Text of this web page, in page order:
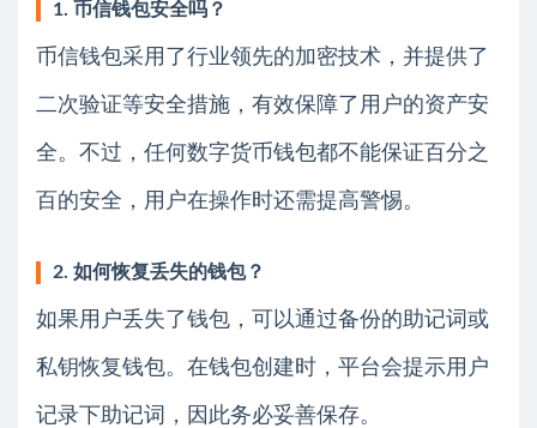
1. 币信钱包安全吗？
币信钱包采用了行业领先的加密技术，并提供了
二次验证等安全措施，有效保障了用户的资产安
全。不过，任何数字货币钱包都不能保证百分之
百的安全，用户在操作时还需提高警惕。
2. 如何恢复丢失的钱包？
如果用户丢失了钱包，可以通过备份的助记词或
私钥恢复钱包。在钱包创建时，平台会提示用户
记录下助记词，因此务必妥善保存。